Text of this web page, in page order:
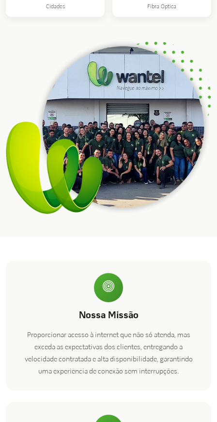
Cidades Fibra Óptica
Nossa Missão
Proporcionar acesso à internet que não só atenda, mas
exceda as expectativas dos clientes, entregando a
velocidade contratada e alta disponibilidade, garantindo
uma experiência de conexão sem interrupções.